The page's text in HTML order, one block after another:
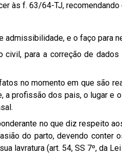
às f. 63/64-TJ,
e o faço para
para a correção de
no momento em que são
profissão dos pais, o lugar e
no que diz respeito
do parto, devendo conter
lavratura (art. 54, SS 7º, da